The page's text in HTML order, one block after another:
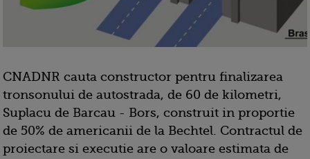
CNADNR cauta constructor pentru finalizarea
tronsonului de autostrada, de 60 de kilometri,
Suplacu de Barcau - Bors, construit in proportie
de 50% de americanii de la Bechtel. Contractul de
proiectare si executie are o valoare estimata de